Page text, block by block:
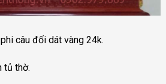
câu đối dát vàng 24k.
tủ thờ.